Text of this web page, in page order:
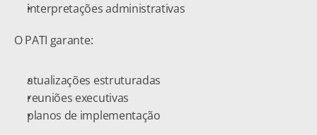
interpretações administrativas
O PATI garante:
atualizações estruturadas
reuniões executivas
planos de implementação